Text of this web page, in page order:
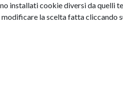
installati cookie diversi da quelli
la scelta fatta cliccando